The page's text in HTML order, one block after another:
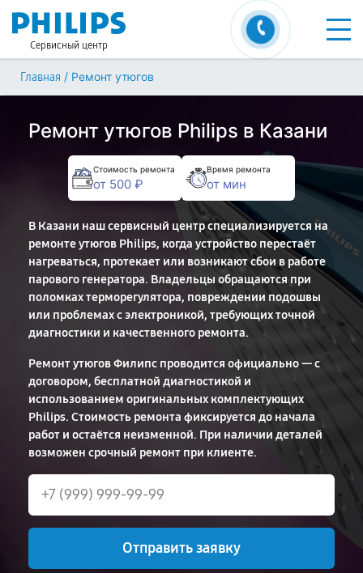
Сервисный центр
Главная / Ремонт утюгов
Ремонт утюгов Philips в Казани
Стоимость ремонта
от 500 ₽
Время ремонта
от мин
В Казани наш сервисный центр специализируется на
ремонте утюгов Philips, когда устройство перестаёт
нагреваться, протекает или возникают сбои в работе
парового генератора. Владельцы обращаются при
поломках терморегулятора, повреждении подошвы
или проблемах с электроникой, требующих точной
диагностики и качественного ремонта.
Ремонт утюгов Филипс проводится официально — с
договором, бесплатной диагностикой и
использованием оригинальных комплектующих
Philips. Стоимость ремонта фиксируется до начала
работ и остаётся неизменной. При наличии деталей
возможен срочный ремонт при клиенте.
Отправить заявку